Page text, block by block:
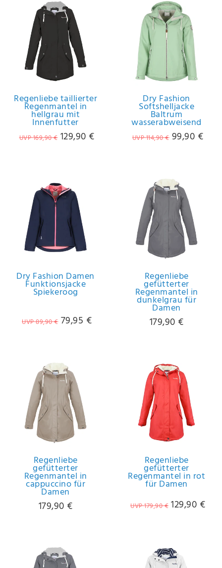
Regenliebe taillierter
Regenmantel in
hellgrau mit
Innenfutter
UVP 169,90 € 129,90 €
Dry Fashion
Softshelljacke
Baltrum
wasserabweisend
UVP 114,90 € 99,90 €
Dry Fashion Damen
Funktionsjacke
Spiekeroog
UVP 89,90 € 79,95 €
Regenliebe
gefütterter
Regenmantel in
dunkelgrau für
Damen
179,90 €
Regenliebe
gefütterter
Regenmantel in
cappuccino für
Damen
179,90 €
Regenliebe
gefütterter
Regenmantel in rot
für Damen
UVP 179,90 € 129,90 €